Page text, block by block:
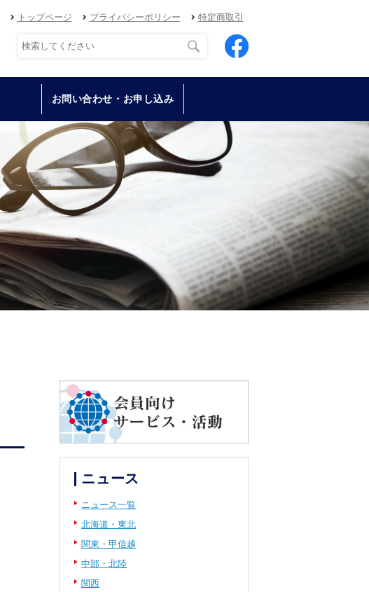
トップページ プライバシーポリシー 特定商取引
お問い合わせ・お申し込み
ニュース
ニュース一覧
北海道・東北
関東・甲信越
中部・北陸
関西